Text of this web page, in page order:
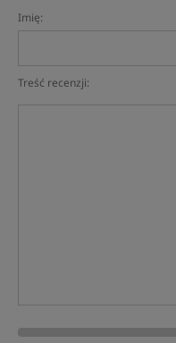
Imię:
Treść recenzji: